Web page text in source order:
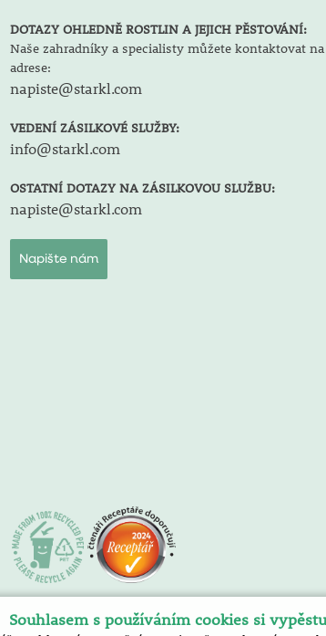
DOTAZY OHLEDNĚ ROSTLIN A JEJICH PĚSTOVÁNÍ:
Naše zahradníky a specialisty můžete kontaktovat na
adrese:
napiste@starkl.com
VEDENÍ ZÁSILKOVÉ SLUŽBY:
info@starkl.com
OSTATNÍ DOTAZY NA ZÁSILKOVOU SLUŽBU:
napiste@starkl.com
Napište nám
Souhlasem s používáním cookies si